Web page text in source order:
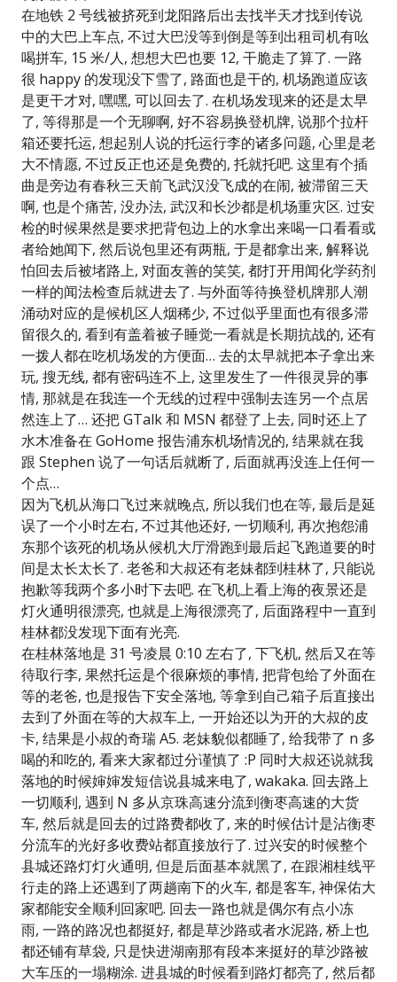
在地铁 2 号线被挤死到龙阳路后出去找半天才找到传说
中的大巴上车点, 不过大巴没等到倒是等到出租司机有吆
喝拼车, 15 米/人, 想想大巴也要 12, 干脆走了算了. 一路
很 happy 的发现没下雪了, 路面也是干的, 机场跑道应该
是更干才对, 嘿嘿, 可以回去了. 在机场发现来的还是太早
了, 等得那是一个无聊啊, 好不容易换登机牌, 说那个拉杆
箱还要托运, 想起别人说的托运行李的诸多问题, 心里是老
大不情愿, 不过反正也还是免费的, 托就托吧. 这里有个插
曲是旁边有春秋三天前飞武汉没飞成的在闹, 被滞留三天
啊, 也是个痛苦, 没办法, 武汉和长沙都是机场重灾区. 过安
检的时候果然是要求把背包边上的水拿出来喝一口看看或
者给她闻下, 然后说包里还有两瓶, 于是都拿出来, 解释说
怕回去后被堵路上, 对面友善的笑笑, 都打开用闻化学药剂
一样的闻法检查后就进去了. 与外面等待换登机牌那人潮
涌动对应的是候机区人烟稀少, 不过似乎里面也有很多滞
留很久的, 看到有盖着被子睡觉一看就是长期抗战的, 还有
一拨人都在吃机场发的方便面… 去的太早就把本子拿出来
玩, 搜无线, 都有密码连不上, 这里发生了一件很灵异的事
情, 那就是在我连一个无线的过程中强制去连另一个点居
然连上了… 还把 GTalk 和 MSN 都登了上去, 同时还上了
水木准备在 GoHome 报告浦东机场情况的, 结果就在我
跟 Stephen 说了一句话后就断了, 后面就再没连上任何一
个点…
因为飞机从海口飞过来就晚点, 所以我们也在等, 最后是延
误了一个小时左右, 不过其他还好, 一切顺利, 再次抱怨浦
东那个该死的机场从候机大厅滑跑到最后起飞跑道要的时
间是太长太长了. 老爸和大叔还有老妹都到桂林了, 只能说
抱歉等我两个多小时下去吧. 在飞机上看上海的夜景还是
灯火通明很漂亮, 也就是上海很漂亮了, 后面路程中一直到
桂林都没发现下面有光亮.
在桂林落地是 31 号凌晨 0:10 左右了, 下飞机, 然后又在等
待取行李, 果然托运是个很麻烦的事情, 把背包给了外面在
等的老爸, 也是报告下安全落地, 等拿到自己箱子后直接出
去到了外面在等的大叔车上, 一开始还以为开的大叔的皮
卡, 结果是小叔的奇瑞 A5. 老妹貌似都睡了, 给我带了 n 多
喝的和吃的, 看来大家都过分谨慎了 :P 同时大叔还说就我
落地的时候婶婶发短信说县城来电了, wakaka. 回去路上
一切顺利, 遇到 N 多从京珠高速分流到衡枣高速的大货
车, 然后就是回去的过路费都收了, 来的时候估计是沾衡枣
分流车的光好多收费站都直接放行了. 过兴安的时候整个
县城还路灯灯火通明, 但是后面基本就黑了, 在跟湘桂线平
行走的路上还遇到了两趟南下的火车, 都是客车, 神保佑大
家都能安全顺利回家吧. 回去一路也就是偶尔有点小冻
雨, 一路的路况也都挺好, 都是草沙路或者水泥路, 桥上也
都还铺有草袋, 只是快进湖南那有段本来挺好的草沙路被
大车压的一塌糊涂. 进县城的时候看到路灯都亮了, 然后都